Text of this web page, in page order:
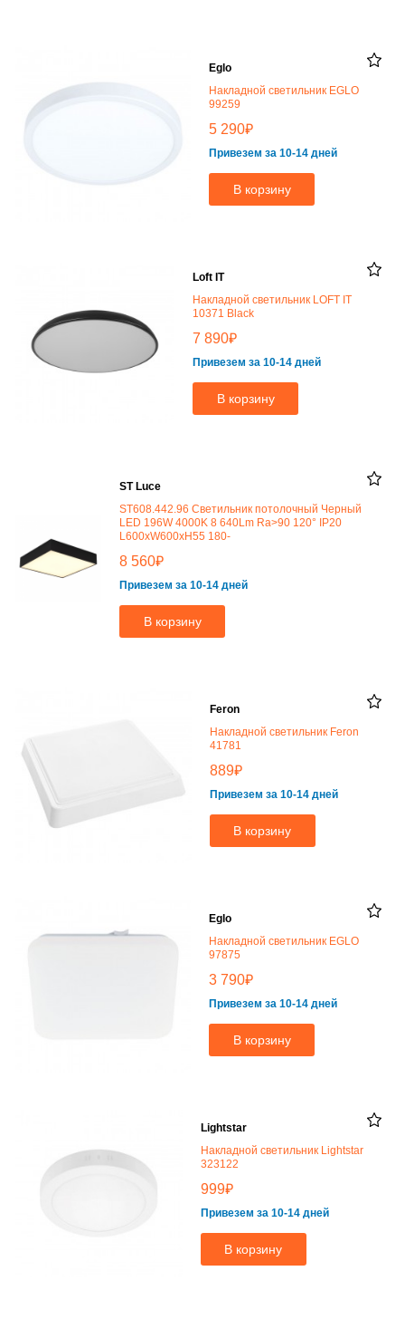
Eglo
Накладной светильник EGLO
99259
5 290₽
Привезем за 10-14 дней
В корзину
Loft IT
Накладной светильник LOFT IT
10371 Black
7 890₽
Привезем за 10-14 дней
В корзину
ST Luce
ST608.442.96 Светильник потолочный Черный
LED 196W 4000K 8 640Lm Ra>90 120° IP20
L600xW600xH55 180-
8 560₽
Привезем за 10-14 дней
В корзину
Feron
Накладной светильник Feron
41781
889₽
Привезем за 10-14 дней
В корзину
Eglo
Накладной светильник EGLO
97875
3 790₽
Привезем за 10-14 дней
В корзину
Lightstar
Накладной светильник Lightstar
323122
999₽
Привезем за 10-14 дней
В корзину